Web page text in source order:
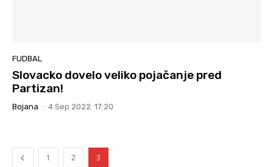
FUDBAL
Slovacko dovelo veliko pojačanje pred
Partizan!
Bojana - 4 Sep 2022. 17:20
1 2 3